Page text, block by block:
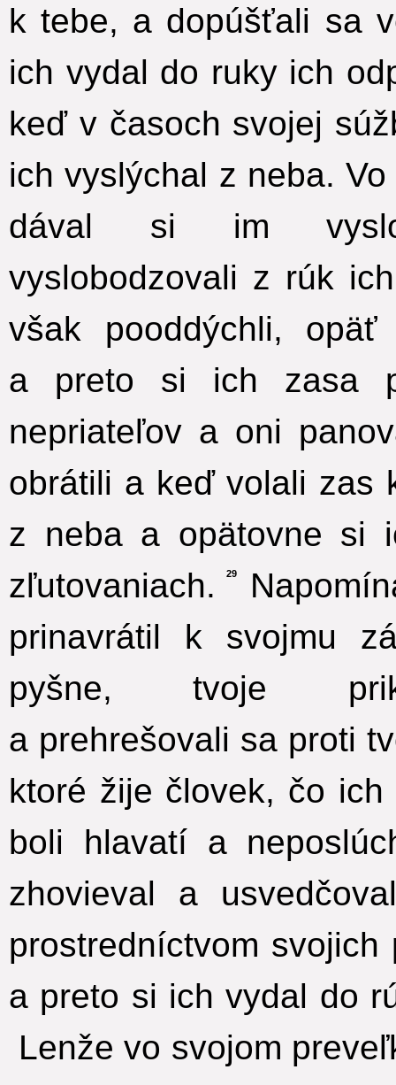
k tebe, a dopúšťali sa
ich vydal do ruky ich
keď v časoch svojej
ich vyslýchal z neba.
dával si im
vyslobodzovali z rúk
však pooddýchli,
a preto si ich zasa
nepriateľov a oni
obrátili a keď volali zas
z neba a opätovne si
zľutovaniach.
29
prinavrátil k svojmu
pyšne, tvoje
a prehrešovali sa proti
ktoré žije človek, čo
boli hlavatí a
zhovieval a
prostredníctvom
a preto si ich vydal do
Lenže vo svojom